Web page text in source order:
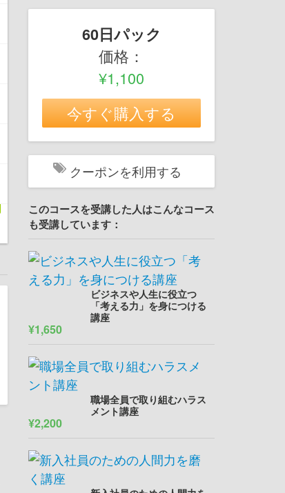
60日パック
価格：
¥1,100
今すぐ購入する
クーポンを利用する
このコースを受講した人はこんなコース
も受講しています：
ビジネスや人生に役立つ
「考える力」を身につける
講座
¥1,650
職場全員で取り組むハラス
メント講座
¥2,200